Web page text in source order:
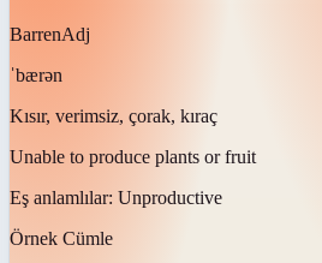
BarrenAdj
ˈbærən
Kısır, verimsiz, çorak, kıraç
Unable to produce plants or fruit
Eş anlamlılar: Unproductive
Örnek Cümle